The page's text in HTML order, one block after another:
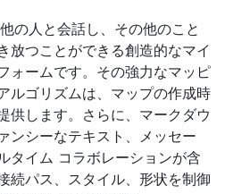
の人と会話し、その他のこと
放つことができる創造的なマイ
ォームです。その強力なマッピ
ルゴリズムは、マップの作成時
供します。さらに、マークダウ
ンシーなテキスト、メッセー
タイム コラボレーションが含
続パス、スタイル、形状を制御